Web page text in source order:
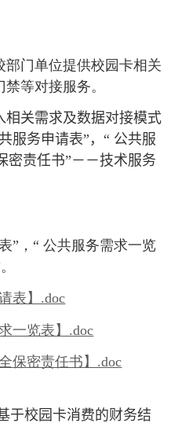
部门单位提供校园卡相关
等对接服务。
相关需求及数据对接模式
服务申请表”，“ 公共服
密责任书”－－技术服务
”，“ 公共服务需求一览
表】.doc
一览表】.doc
保密责任书】.doc
于校园卡消费的财务结